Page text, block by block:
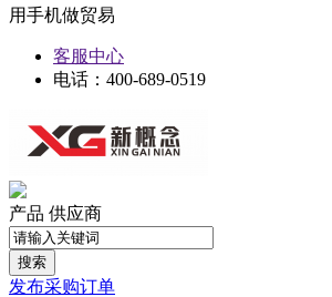
用手机做贸易
客服中心
电话：400-689-0519
产品 供应商
搜索
发布采购订单